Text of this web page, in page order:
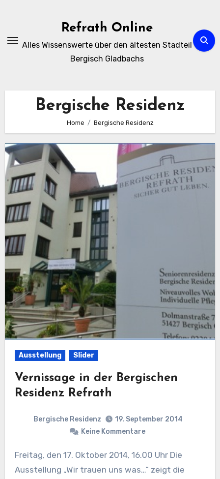
Refrath Online
Alles Wissenswerte über den ältesten Stadteil
Bergisch Gladbachs
Bergische Residenz
Home Bergische Residenz
Ausstellung Slider
Vernissage in der Bergischen
Residenz Refrath
Bergische Residenz
19. September 2014
Keine Kommentare
Freitag, den 17. Oktober 2014, 16.00 Uhr Die
Ausstellung „Wir trauen uns was…“ zeigt die